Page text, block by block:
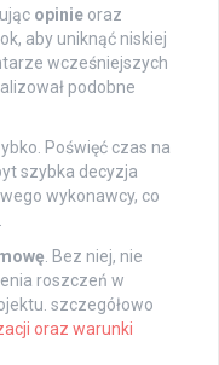
opinie oraz
aby uniknąć niskiej
wcześniejszych
podobne
Poświęć czas na
szybka decyzja
wykonawcy, co
. Bez niej, nie
roszczeń w
szczegółowo
oraz warunki